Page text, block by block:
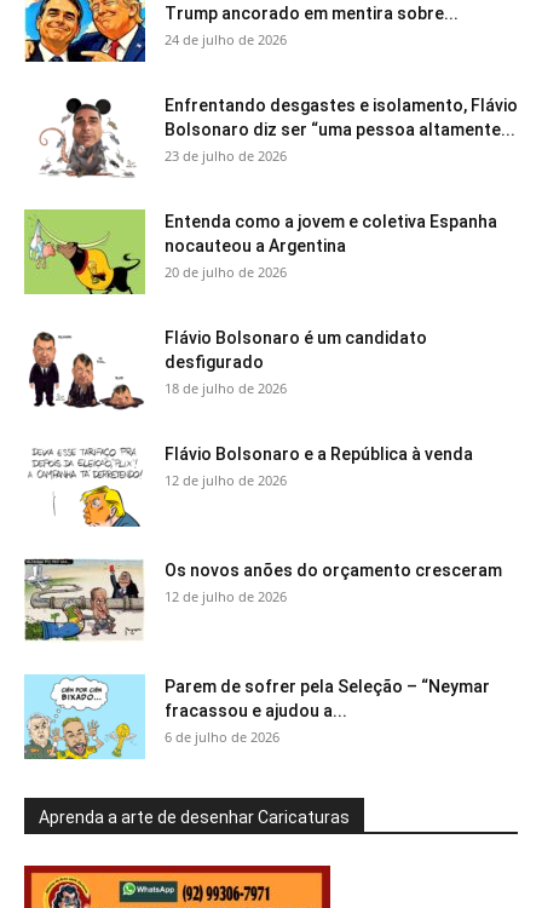
Trump ancorado em mentira sobre...
24 de julho de 2026
Enfrentando desgastes e isolamento, Flávio
Bolsonaro diz ser “uma pessoa altamente...
23 de julho de 2026
Entenda como a jovem e coletiva Espanha
nocauteou a Argentina
20 de julho de 2026
Flávio Bolsonaro é um candidato
desfigurado
18 de julho de 2026
Flávio Bolsonaro e a República à venda
12 de julho de 2026
Os novos anões do orçamento cresceram
12 de julho de 2026
Parem de sofrer pela Seleção – “Neymar
fracassou e ajudou a...
6 de julho de 2026
Aprenda a arte de desenhar Caricaturas